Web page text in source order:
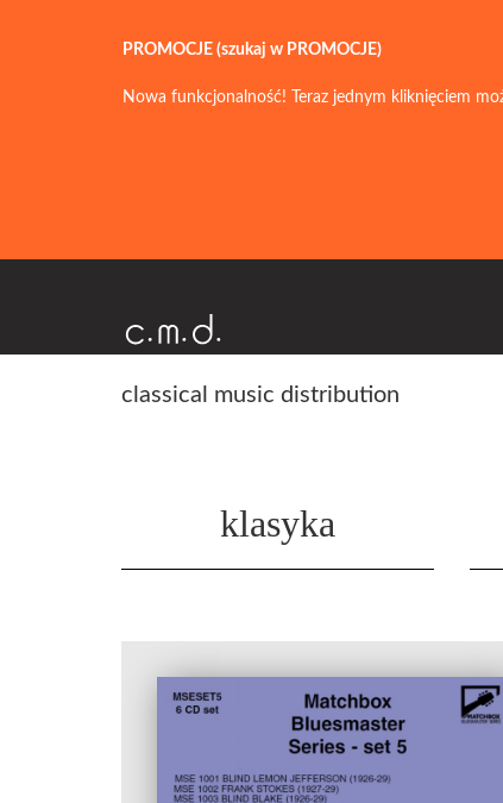
PROMOCJE (szukaj w PROMOCJE)
Nowa funkcjonalność! Teraz jednym kliknięciem
classical music distribution
klasyka